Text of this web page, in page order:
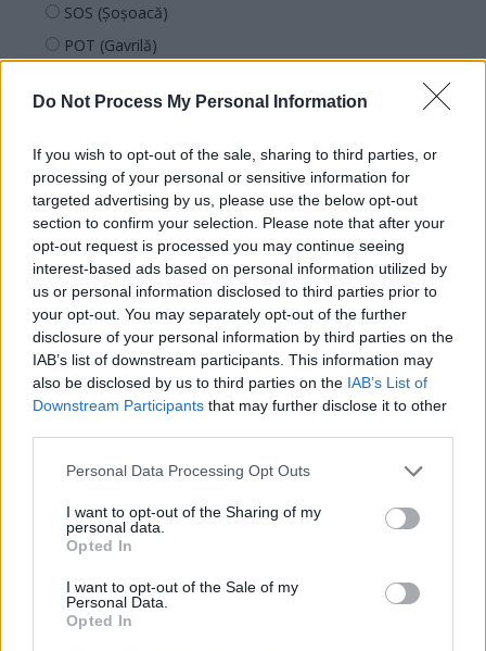
Do Not Process My Personal Information
If you wish to opt-out of the sale, sharing to third parties, or
processing of your personal or sensitive information for
targeted advertising by us, please use the below opt-out
section to confirm your selection. Please note that after your
opt-out request is processed you may continue seeing
interest-based ads based on personal information utilized by
us or personal information disclosed to third parties prior to
your opt-out. You may separately opt-out of the further
disclosure of your personal information by third parties on the
IAB’s list of downstream participants. This information may
also be disclosed by us to third parties on the IAB’s List of
Downstream Participants that may further disclose it to other
Personal Data Processing Opt Outs
I want to opt-out of the Sharing of my
personal data.
Opted In
I want to opt-out of the Sale of my
Personal Data.
Opted In
SOS (Șoșoacă)
POT (Gavrilă)
Acțiunea Conservatoare (Târziu)
PUSL (D. Voiculescu)
PNȚCD (Pavelescu)
PNCR (Terheș)
Partidul Patrioților (Surugiu)
FAR (Coarnă)
România pe Primul Loc (Ponta)
Altul
Arhiva sondajelor